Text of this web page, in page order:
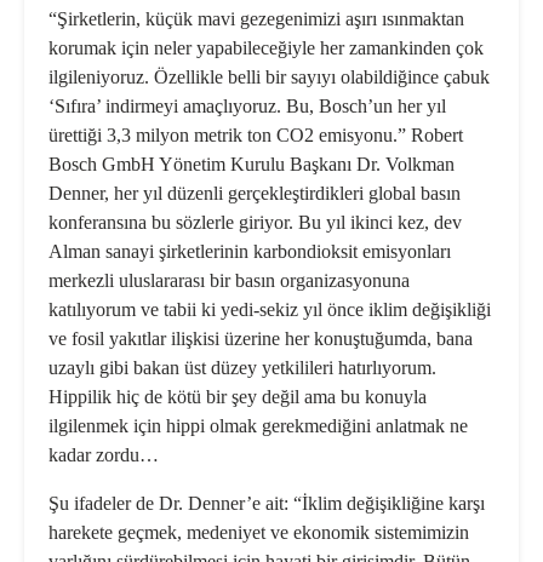
“Şirketlerin, küçük mavi gezege­nimizi aşırı ısınmaktan
korumak için neler yapabileceğiyle her zamankin­den çok
ilgileniyoruz. Özellikle belli bir sayıyı olabildiğince çabuk
‘Sıfıra’ indirmeyi amaçlıyoruz. Bu, Bosch’un her yıl
ürettiği 3,3 milyon metrik ton CO2 emisyonu.” Robert
Bosch GmbH Yönetim Kurulu Başkanı Dr. Volkman
Denner, her yıl düzenli gerçekleştir­dikleri global basın
konferansına bu sözlerle giriyor. Bu yıl ikinci kez, dev
Alman sanayi şirketlerinin karbondi­oksit emisyonları
merkezli uluslararası bir basın organizasyonuna
katılıyorum ve tabii ki yedi-sekiz yıl önce iklim de­ğişikliği
ve fosil yakıtlar ilişkisi üzerine her konuştuğumda, bana
uzaylı gibi ba­kan üst düzey yetkilileri hatırlıyorum.
Hippilik hiç de kötü bir şey değil ama bu konuyla
ilgilenmek için hippi olmak gerekmediğini anlatmak ne
kadar zor­du…
Şu ifadeler de Dr. Denner’e ait: “İklim değişikliğine karşı
harekete geçmek, medeniyet ve ekonomik sistemimizin